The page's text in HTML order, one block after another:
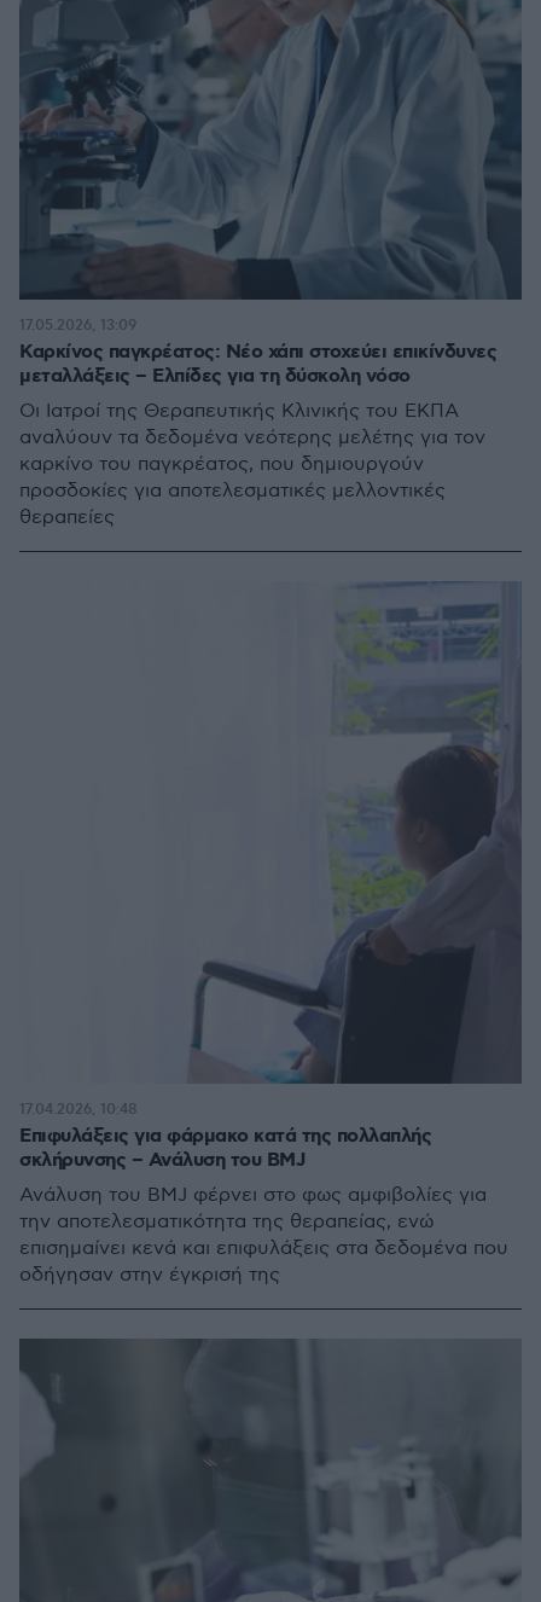
Καρκίνος παγκρέατος: Νέο χάπι στοχεύει επικίνδυνες
μεταλλάξεις – Ελπίδες για τη δύσκολη νόσο
Οι Ιατροί της Θεραπευτικής Κλινικής του ΕΚΠΑ
αναλύουν τα δεδομένα νεότερης μελέτης για τον
καρκίνο του παγκρέατος, που δημιουργούν
προσδοκίες για αποτελεσματικές μελλοντικές
θεραπείες
17.05.2026, 13:09
Επιφυλάξεις για φάρμακο κατά της πολλαπλής
σκλήρυνσης – Ανάλυση του BMJ
Ανάλυση του BMJ φέρνει στο φως αμφιβολίες για
την αποτελεσματικότητα της θεραπείας, ενώ
επισημαίνει κενά και επιφυλάξεις στα δεδομένα που
οδήγησαν στην έγκρισή της
17.04.2026, 10:48